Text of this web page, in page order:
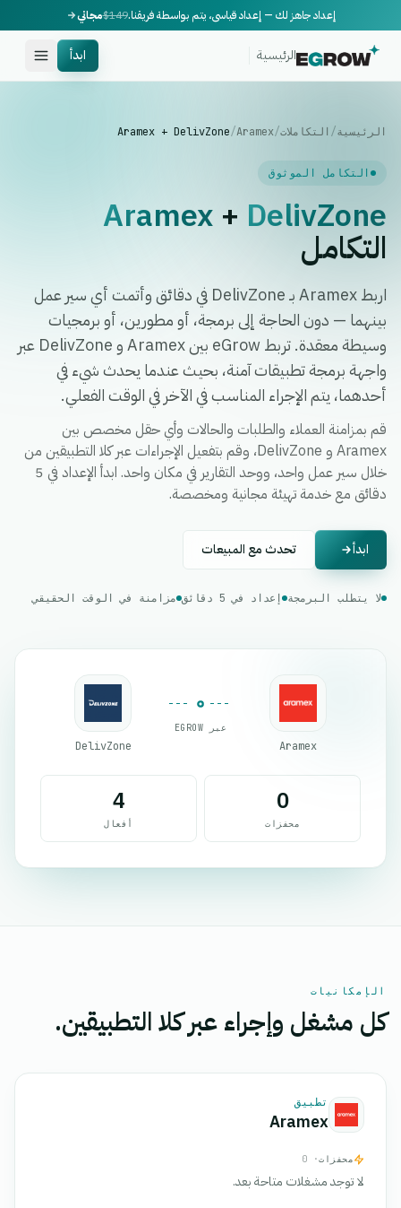
إعداد جاهز لك — إعداد قياسي، يتم بواسطة فريقنا.$149مجاني
الرئيسية ابدأ
الرئيسية/ التكاملات/
Aramex
/
Aramex + DelivZone
التكامل الموثوق
Aramex + DelivZone
التكامل
اربط Aramex بـ DelivZone في دقائق وأتمت أي سير عمل
بينهما — دون الحاجة إلى برمجة، أو مطورين، أو برمجيات
وسيطة معقدة. تربط eGrow بين Aramex و DelivZone عبر
واجهة برمجة تطبيقات آمنة، بحيث عندما يحدث شيء في
أحدهما، يتم الإجراء المناسب في الآخر في الوقت الفعلي.
قم بمزامنة العملاء والطلبات والحالات وأي حقل مخصص بين
Aramex و DelivZone، وقم بتفعيل الإجراءات عبر كلا التطبيقين من
خلال سير عمل واحد، ووحد التقارير في مكان واحد. ابدأ الإعداد في 5
دقائق مع خدمة تهيئة مجانية ومخصصة.
ابدأ تحدث مع المبيعات
لا يتطلب البرمجة إعداد في 5 دقائق مزامنة في الوقت الحقيقي
Aramex
عبر EGROW
DelivZone
0
محفزات
4
أفعال
الإمكانيات
كل مشغل وإجراء عبر كلا التطبيقين.
تطبيق
Aramex
محفزات· 0
لا توجد مشغلات متاحة بعد.